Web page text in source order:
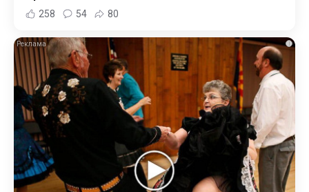
258 54 80
i